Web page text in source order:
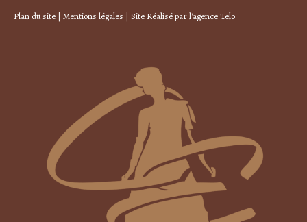
Plan du site | Mentions légales | Site Réalisé parl'agence Telo